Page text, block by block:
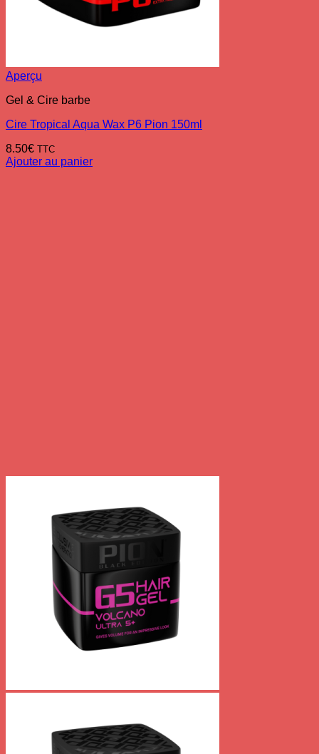
Aperçu
Gel & Cire barbe
Cire Tropical Aqua Wax P6 Pion 150ml
8.50€ TTC
Ajouter au panier